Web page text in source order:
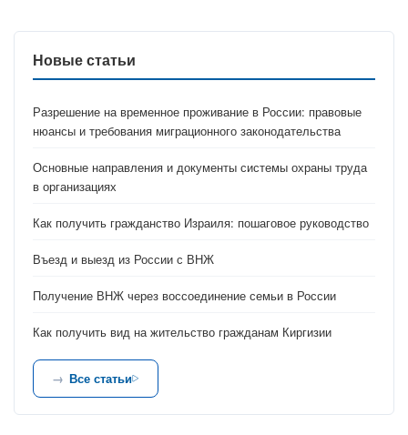
Новые статьи
Разрешение на временное проживание в России: правовые
нюансы и требования миграционного законодательства
Основные направления и документы системы охраны труда
в организациях
Как получить гражданство Израиля: пошаговое руководство
Въезд и выезд из России с ВНЖ
Получение ВНЖ через воссоединение семьи в России
Как получить вид на жительство гражданам Киргизии
Все статьи